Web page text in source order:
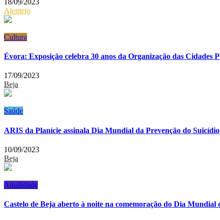
18/09/2023
Alentejo
Cultura
Évora: Exposição celebra 30 anos da Organização das Cidades
17/09/2023
Beja
Saúde
ARIS da Planície assinala Dia Mundial da Prevenção do Suicídio
10/09/2023
Beja
Atualidade
Castelo de Beja aberto à noite na comemoração do Dia Mundial